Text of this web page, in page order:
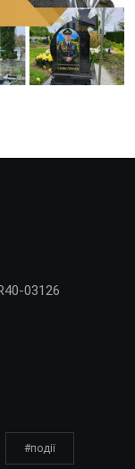
03126
#події